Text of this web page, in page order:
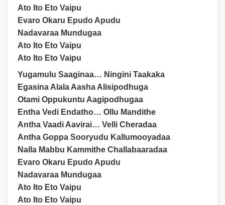
Ato Ito Eto Vaipu
Evaro Okaru Epudo Apudu
Nadavaraa Mundugaa
Ato Ito Eto Vaipu
Ato Ito Eto Vaipu
Yugamulu Saaginaa… Ningini Taakaka
Egasina Alala Aasha Alisipodhuga
Otami Oppukuntu Aagipodhugaa
Entha Vedi Endatho… Ollu Mandithe
Antha Vaadi Aavirai… Velli Cheradaa
Antha Goppa Sooryudu Kallumooyadaa
Nalla Mabbu Kammithe Challabaaradaa
Evaro Okaru Epudo Apudu
Nadavaraa Mundugaa
Ato Ito Eto Vaipu
Ato Ito Eto Vaipu